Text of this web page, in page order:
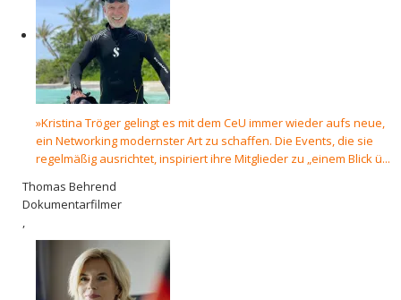
»Kristina Tröger gelingt es mit dem CeU immer wieder aufs neue,
ein Networking modernster Art zu schaffen. Die Events, die sie
regelmäßig ausrichtet, inspiriert ihre Mitglieder zu „einem Blick ü...
Thomas Behrend
Dokumentarfilmer
,